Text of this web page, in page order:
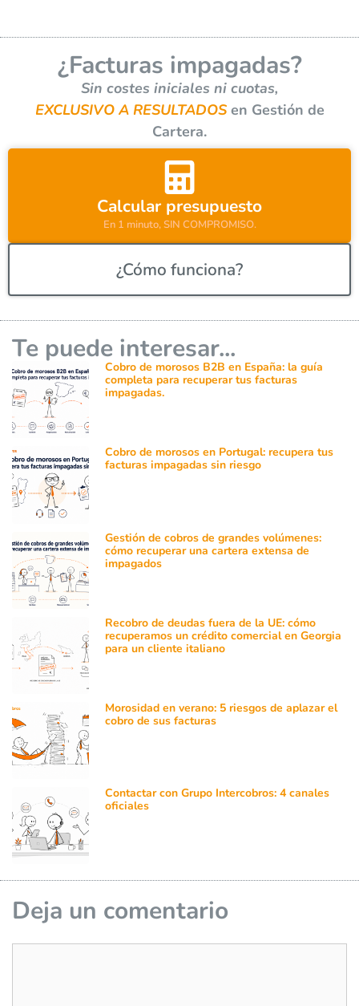
r
n
a
t
i
v
:
¿Facturas impagadas?
Sin costes iniciales ni cuotas,
EXCLUSIVO A RESULTADOSen Gestión de
Cartera.
Calcular presupuesto
En 1 minuto, SIN COMPROMISO.
¿Cómo funciona?
Te puede interesar...
Cobro de morosos B2B en España: la guía
completa para recuperar tus facturas
impagadas.
Cobro de morosos en Portugal: recupera tus
facturas impagadas sin riesgo
Gestión de cobros de grandes volúmenes:
cómo recuperar una cartera extensa de
impagados
Recobro de deudas fuera de la UE: cómo
recuperamos un crédito comercial en Georgia
para un cliente italiano
Morosidad en verano: 5 riesgos de aplazar el
cobro de sus facturas
Contactar con Grupo Intercobros: 4 canales
oficiales
Deja un comentario